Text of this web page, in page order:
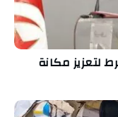
لتعزيز مكانة